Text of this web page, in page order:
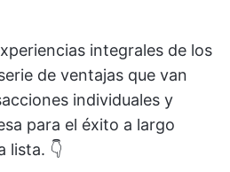
integrales de los
de ventajas que van
individuales y
para el éxito a largo
lista. 👇